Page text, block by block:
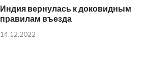
Индия вернулась к доковидным
правилам въезда
14.12.2022